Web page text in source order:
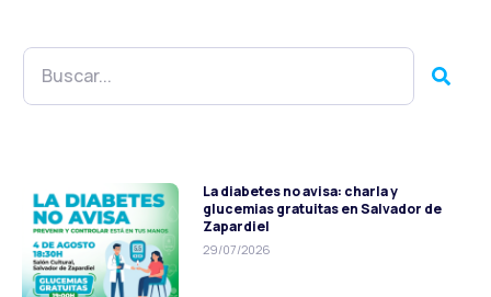
La diabetes no avisa: charla y
glucemias gratuitas en Salvador de
Zapardiel
29/07/2026